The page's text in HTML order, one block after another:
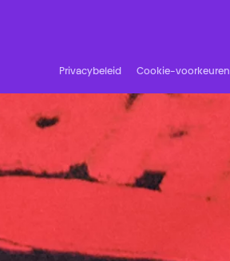
Privacybeleid Cookie-voorkeuren